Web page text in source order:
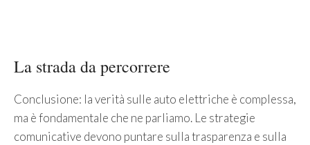
La strada da percorrere
Conclusione: la verità sulle auto elettriche è complessa,
ma è fondamentale che ne parliamo. Le strategie
comunicative devono puntare sulla trasparenza e sulla